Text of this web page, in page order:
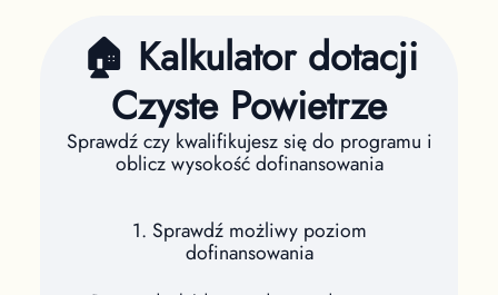
🏠 Kalkulator dotacji
Czyste Powietrze
Sprawdź czy kwalifikujesz się do programu i
oblicz wysokość dofinansowania
1. Sprawdź możliwy poziom
dofinansowania